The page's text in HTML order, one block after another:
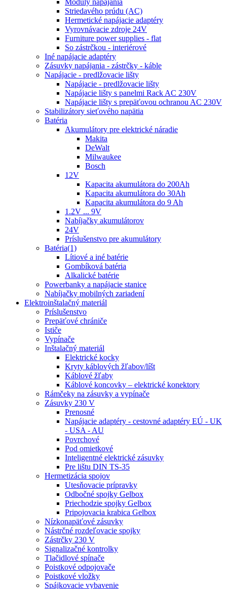
Moduly napájania
Striedavého prúdu (AC)
Hermetické napájacie adaptéry
Vyrovnávacie zdroje 24V
Furniture power supplies - flat
So zástrčkou - interiérové
Iné napájacie adaptéry
Zásuvky napájania - zástrčky - káble
Napájacie - predlžovacie lišty
Napájacie - predlžovacie lišty
Napájacie lišty s panelmi Rack AC 230V
Napájacie lišty s prepäťovou ochranou AC 230V
Stabilizátory sieťového napätia
Batéria
Akumulátory pre elektrické náradie
Makita
DeWalt
Milwaukee
Bosch
12V
Kapacita akumulátora do 200Ah
Kapacita akumulátora do 30Ah
Kapacita akumulátora do 9 Ah
1.2V ... 9V
Nabíjačky akumulátorov
24V
Príslušenstvo pre akumulátory
Batéria(1)
Lítiové a iné batérie
Gombíková batéria
Alkalické batérie
Powerbanky a napájacie stanice
Nabíjačky mobilných zariadení
Elektroinštalačný materiál
Príslušenstvo
Prepäťové chrániče
Ističe
Vypínače
Inštalačný materiál
Elektrické kocky
Kryty káblových žľabov/líšt
Káblové žľaby
Káblové koncovky – elektrické konektory
Rámčeky na zásuvky a vypínače
Zásuvky 230 V
Prenosné
Napájacie adaptéry - cestovné adaptéry EÚ - UK
- USA - AU
Povrchové
Pod omietkové
Inteligentné elektrické zásuvky
Pre lištu DIN TS-35
Hermetizácia spojov
Utesňovacie prípravky
Odbočné spojky Gelbox
Priechodzie spojky Gelbox
Pripojovacia krabica Gelbox
Nízkonapäťové zásuvky
Nástrčné rozdeľovacie spojky
Zástrčky 230 V
Signalizačné kontrolky
Tlačidlové spínače
Poistkové odpojovače
Poistkové vložky
Spájkovacie vybavenie